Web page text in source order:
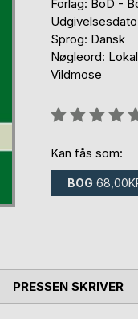
Forlag: BoD -
Sprog: Dansk
Nøgleord:
Vildmose
Anmeldelse::
Kan fås som:
BOG
PRESSEN SKRIVER